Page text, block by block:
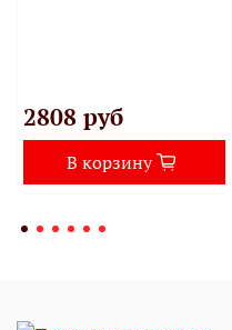
2808 руб
В корзину